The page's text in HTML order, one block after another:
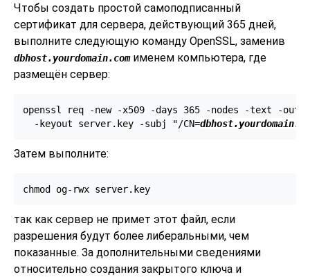
Чтобы создать простой самоподписанный
сертификат для сервера, действующий 365 дней,
выполните следующую команду OpenSSL, заменив
dbhost.yourdomain.comименем компьютера, где
размещён сервер:
openssl req -new -x509 -days 365 -nodes -text -
  -keyout server.key -subj "/CN=
Затем выполните:
chmod og-rwx server.key
так как сервер не примет этот файл, если
разрешения будут более либеральными, чем
показанные. За дополнительными сведениями
относительно создания закрытого ключа и